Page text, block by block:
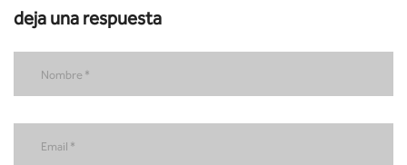
deja una respuesta